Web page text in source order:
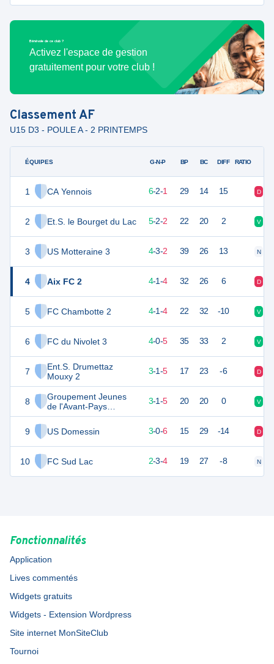
Bénévole de ce club ?
Activez l'espace de gestion
gratuitement pour votre club !
ClassementAF
U15 D3 - POULE A - 2 PRINTEMPS
ÉQUIPES
1 CA Yennois
2 Et.S. le Bourget du Lac
3 US Motteraine 3
4 Aix FC 2
5 FC Chambotte 2
6 FC du Nivolet 3
7
Ent.S. Drumettaz
Mouxy 2
8
Groupement Jeunes
de l'Avant-Pays
Savoyard 2
9
US Domessin
10 FC Sud Lac
G-N-P BP BC DIFF RATIO
6-2-1 29 14 15 D
17 9 5-2-2 22 20 2 V
15 4-3-2 39 26 13 N
4-1-4 32 26 6 D
13 4-1-4 22 32 -10 V
4-0-5 35 33 2 V
10 3-1-5 17 23 -6 D
10 3-1-5 20 20 0 V
3-0-6 15 29 -14 D
2-3-4 19 27 -8 N
Fonctionnalités
Application
Lives commentés
Widgets gratuits
Widgets - Extension Wordpress
Site internet MonSiteClub
Tournoi